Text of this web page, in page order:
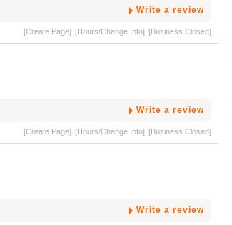
Write a review
[Create Page] [Hours/Change Info] [Business Closed]
Write a review
[Create Page] [Hours/Change Info] [Business Closed]
Write a review